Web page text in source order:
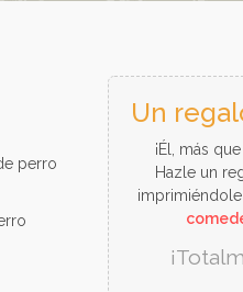
perro
Un
¡Él, más
Hazle un
imprimiéndole